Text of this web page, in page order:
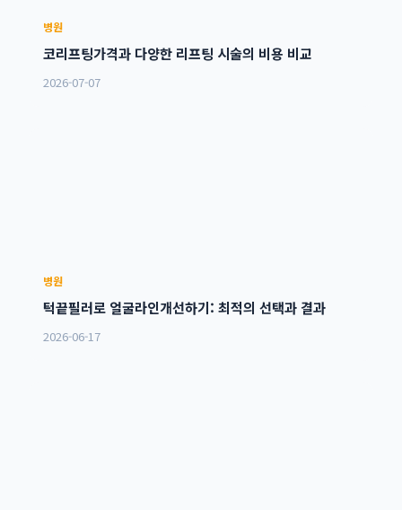
병원
코리프팅가격과 다양한 리프팅 시술의 비용 비교
2026-07-07
병원
턱끝필러로 얼굴라인개선하기: 최적의 선택과 결과
2026-06-17